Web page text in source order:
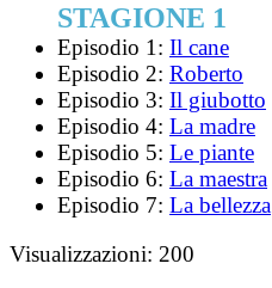
STAGIONE 1
Episodio 1: Il cane
Episodio 2: Roberto
Episodio 3: Il giubotto
Episodio 4: La madre
Episodio 5: Le piante
Episodio 6: La maestra
Episodio 7: La bellezza
Visualizzazioni: 200